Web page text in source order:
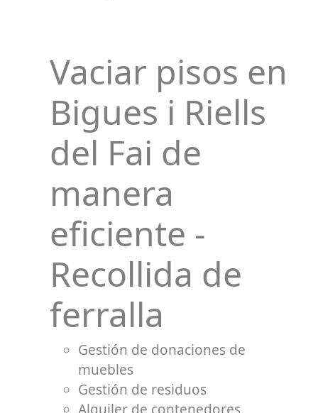
Vaciar pisos en
Bigues i Riells
del Fai de
manera
eficiente -
Recollida de
ferralla
Gestión de donaciones de
muebles
Gestión de residuos
Alquiler de contenedores